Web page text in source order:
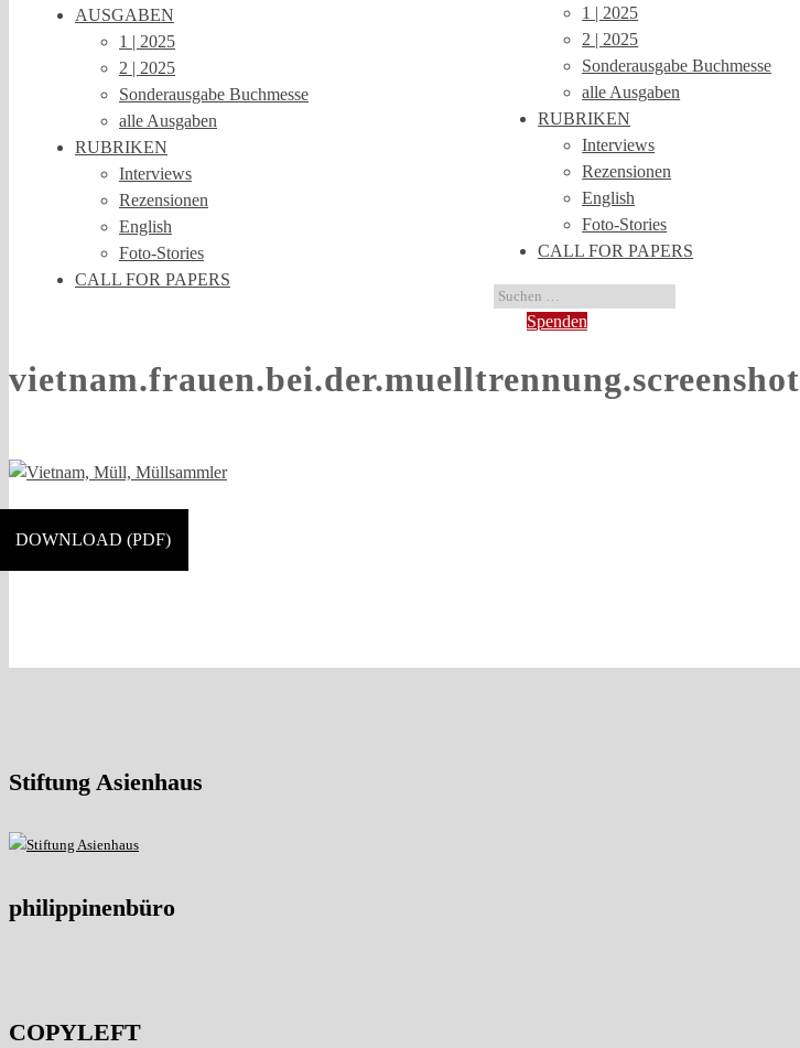
AUSGABEN
1 | 2025
2 | 2025
Sonderausgabe Buchmesse
alle Ausgaben
RUBRIKEN
Interviews
Rezensionen
English
Foto-Stories
CALL FOR PAPERS
1 | 2025
2 | 2025
Sonderausgabe Buchmesse
alle Ausgaben
RUBRIKEN
Interviews
Rezensionen
English
Foto-Stories
CALL FOR PAPERS
Spenden
vietnam.frauen.bei.der.muelltrennung.screenshot
DOWNLOAD (PDF)
Stiftung Asienhaus
philippinenbüro
COPYLEFT